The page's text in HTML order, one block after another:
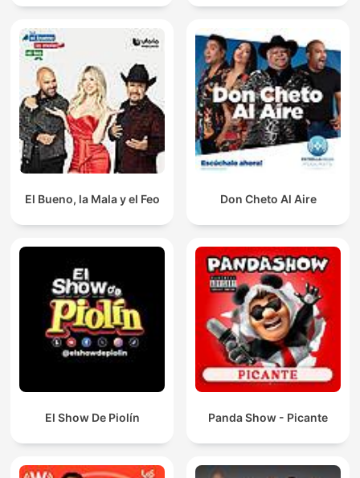
El Bueno, la Mala y el Feo Don Cheto Al Aire
El Show De Piolín Panda Show - Picante